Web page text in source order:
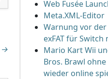
→
Web Fusée
Meta.XML-Editor
Warnung vor
exFAT für Switch
Mario Kart Wii
Bros. Brawl
wieder online